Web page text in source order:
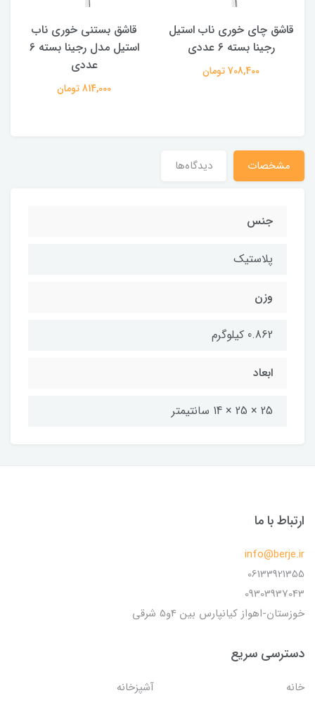
قاشق چای خوری ناب استیل
رجینا بسته 6 عددی
708,400 تومان
قاشق بستنی خوری ناب
استیل مدل رجینا بسته 6
عددی
814,000 تومان
مشخصات دیدگاه‌ها
جنس
پلاستیک
وزن
0.862 کیلوگرم
ابعاد
25 × 25 × 14 سانتیمتر
ارتباط با ما
info@berje.ir
06133921355
09303937043
خوزستان-اهواز کیانپارس بین 4و5 شرقی
دسترسی سریع
خانه آشپزخانه